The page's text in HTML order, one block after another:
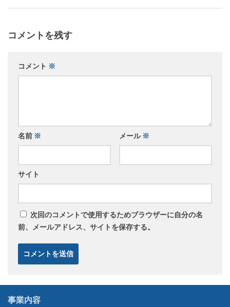
コメントを残す
コメント ※
名前 ※ メール ※
サイト
次回のコメントで使用するためブラウザーに自分の名
前、メールアドレス、サイトを保存する。
事業内容